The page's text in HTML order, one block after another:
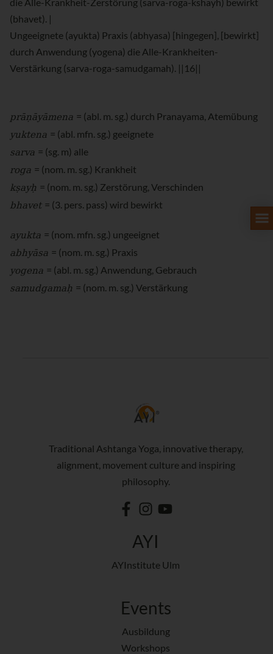
(bhavet). |
Ungeeignete (ayukta) Praxis (abhyasa) [hingegen], [bewirkt]
durch Anwendung (yogena) die Alle-Krankheiten-
Verstärkung (sarva-roga-samudgamah). ||16||
prāṇāyāmena = (abl. m. sg.) durch Pranayama, Atemübung
yuktena = (abl. mfn. sg.) geeignete
sarva = (sg. m) alle
roga = (nom. m. sg.) Krankheit
kṣayḥ = (nom. m. sg.) Zerstörung, Verschinden
bhavet = (3. pers. pass) wird bewirkt
ayukta = (nom. mfn. sg.) ungeeignet
abhyāsa = (nom. m. sg.) Praxis
yogena = (abl. m. sg.) Anwendung, Gebrauch
samudgamaḥ = (nom. m. sg.) Verstärkung
Traditional Ashtanga Yoga, innovative therapy,
alignment, movement culture and inspiring
philosophy.
AYI
AYInstitute Ulm
Events
Ausbildung
Workshops